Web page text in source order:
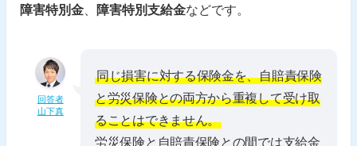
障害特別金
障害特別支給金などです。
回答者
山下真
同じ損害に対する保険金を、自賠責保険
と労災保険との両方から重複して受け取
ることはできません。
労災保険と自賠責保険との間では支給金